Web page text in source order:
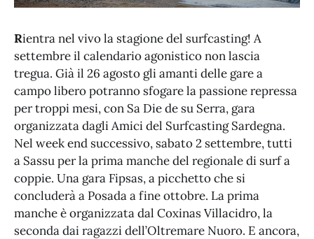
Rientra nel vivo la stagione del surfcasting! A
settembre il calendario agonistico non lascia
tregua. Già il 26 agosto gli amanti delle gare a
campo libero potranno sfogare la passione repressa
per troppi mesi, con Sa Die de su Serra, gara
organizzata dagli Amici del Surfcasting Sardegna.
Nel week end successivo, sabato 2 settembre, tutti
a Sassu per la prima manche del regionale di surf a
coppie. Una gara Fipsas, a picchetto che si
concluderà a Posada a fine ottobre. La prima
manche è organizzata dal Coxinas Villacidro, la
seconda dai ragazzi dell’Oltremare Nuoro. E ancora,